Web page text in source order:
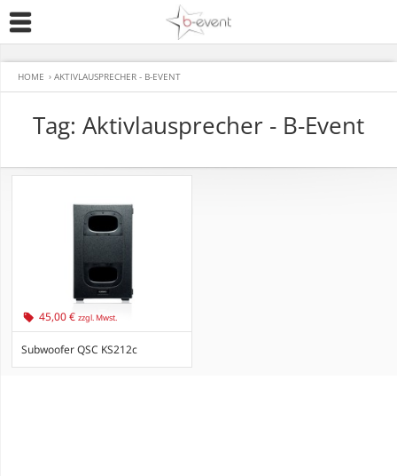
Tag: Aktivlausprecher - B-Event
HOME › AKTIVLAUSPRECHER - B-EVENT
Subwoofer QSC KS212c
45,00 €zzgl. Mwst.